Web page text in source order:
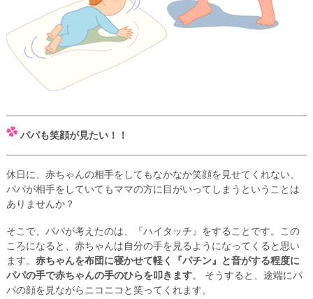
パパも笑顔が見たい！！
休日に、赤ちゃんの相手をしてもなかなか笑顔を見せてくれない、
パパが相手をしていてもママの方に目がいってしまうということは
ありませんか？
そこで、パパが考えたのは、『ハイタッチ』をすることです。この
ころになると、赤ちゃんは自分の手を見るようになってくると思い
ます。 赤ちゃんを布団に寝かせて軽く『パチン』と音がする程度に
パパの手で赤ちゃんの手のひらを叩きます。 そうすると、途端にパ
パの顔を見ながらニコニコと笑ってくれます。